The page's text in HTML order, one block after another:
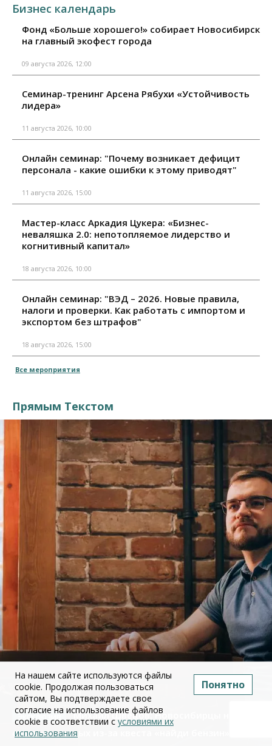
Бизнес календарь
Фонд «Больше хорошего!» собирает Новосибирск
на главный экофест города
09 августа 2026, 12:00
Семинар-тренинг Арсена Рябухи «Устойчивость
лидера»
11 августа 2026, 10:00
Онлайн семинар: "Почему возникает дефицит
персонала - какие ошибки к этому приводят"
11 августа 2026, 15:00
Мастер-класс Аркадия Цукера: «Бизнес-
неваляшка 2.0: непотопляемое лидерство и
когнитивный капитал»
18 августа 2026, 10:00
Онлайн семинар: "ВЭД – 2026. Новые правила,
налоги и проверки. Как работать с импортом и
экспортом без штрафов"
18 августа 2026, 15:00
Все мероприятия
Прямым Текстом
Михаил Швецов: Новосибирцы начали
отменять отдых из-за квеста «найди бензин»
На нашем сайте используются файлы
cookie. Продолжая пользоваться
сайтом, Вы подтверждаете свое
согласие на использование файлов
cookie в соответствии с условиями их
использования
Понятно